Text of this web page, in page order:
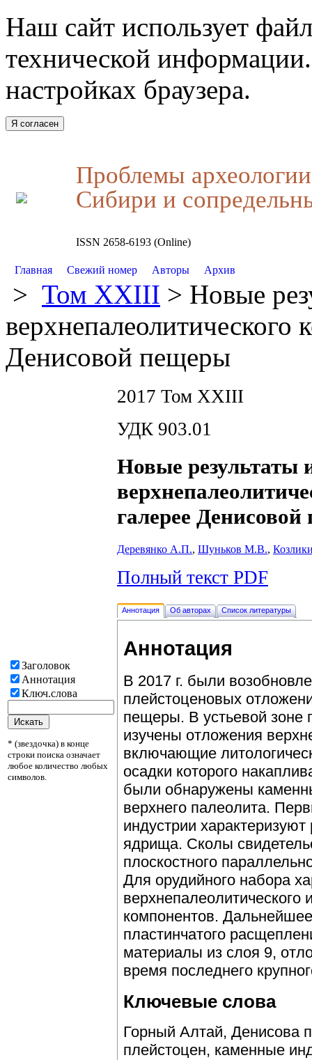
Наш сайт использует
технической
настройках браузера.
Я согласен
Проблемы
Сибири и
ISSN 2658-6193 (Online)
Главная Свежий номер Авторы Архив
> Том XXIII > Новые
верхнепалеолитического
Денисовой пещеры
Заголовок
Аннотация
Ключ.слова
* (звездочка) в конце
строки поиска означает
любое количество любых
символов.
2017 Том XXIII
УДК 903.01
Новые результаты
галерее
Деревянко А.П., Шуньков М.В.,
Полный текст PDF
Аннотация Об авторах Список литературы
Аннотация
В 2017 г. были
плейстоценовых
пещеры. В устьевой зоне
изучены отложения
включающие
осадки которого
были обнаружены
верхнего палеолита.
индустрии
ядрища. Сколы
плоскостного
Для орудийного набора
верхнепалеолитического
компонентов.
пластинчатого
материалы из слоя 9,
время последнего
Ключевые слова
Горный Алтай, Денисова
плейстоцен, каменные